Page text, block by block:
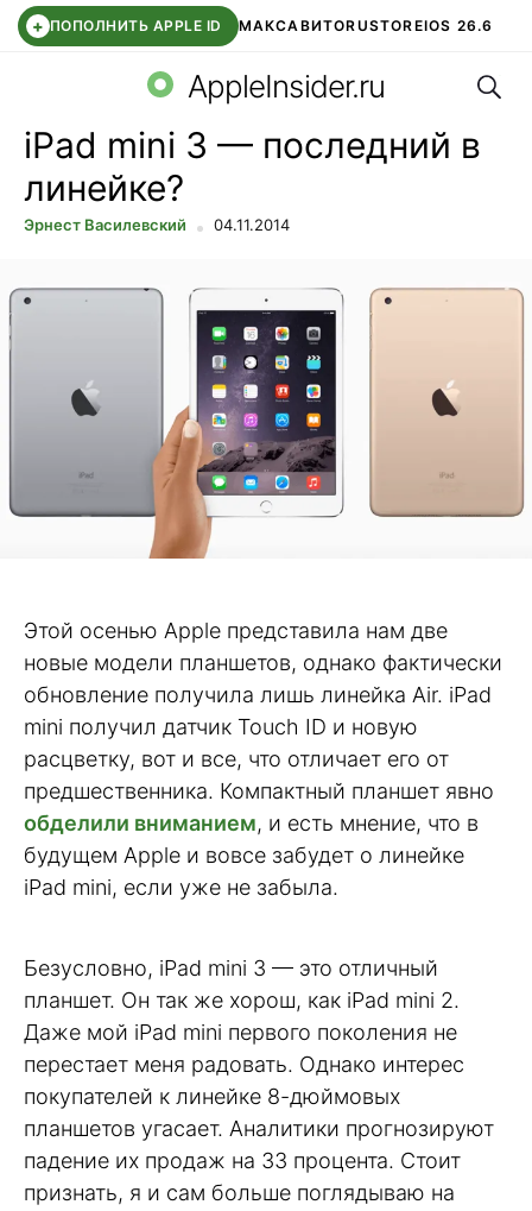
+ ПОПОЛНИТЬ APPLE ID МАКСАВИТОRUSTOREIOS 26.6
СБЕР КИДС ВТБ ОНЛАЙН ЧАТ В ROBLOX
AppleInsider.ru
iPad mini 3 — последний в
линейке?
Эрнест Василевский 04.11.2014
Этой осенью Apple представила нам две
новые модели планшетов, однако фактически
обновление получила лишь линейка Air. iPad
mini получил датчик Touch ID и новую
расцветку, вот и все, что отличает его от
предшественника. Компактный планшет явно
обделили вниманием, и есть мнение, что в
будущем Apple и вовсе забудет о линейке
iPad mini, если уже не забыла.
Безусловно, iPad mini 3 — это отличный
планшет. Он так же хорош, как iPad mini 2.
Даже мой iPad mini первого поколения не
перестает меня радовать. Однако интерес
покупателей к линейке 8-дюймовых
планшетов угасает. Аналитики прогнозируют
падение их продаж на 33 процента. Стоит
признать, я и сам больше поглядываю на